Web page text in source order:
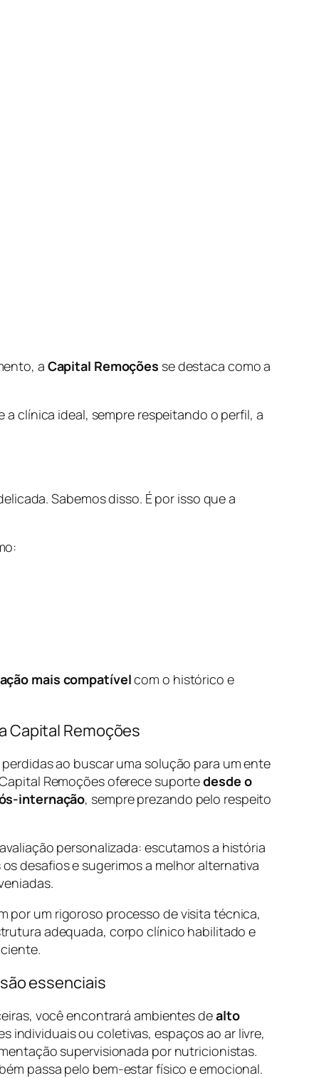
a Capital Remoções se destaca como a
clínica ideal, sempre respeitando o perfil, a
Sabemos disso. É por isso que a
mais compatívelcom o histórico e
Capital Remoções
ao buscar uma solução para um ente
Remoções oferece suportedesde o
internação, sempre prezando pelo respeito
personalizada: escutamos a história
desafios e sugerimos a melhor alternativa
por um rigoroso processo de visita técnica,
adequada, corpo clínico habilitado e
essenciais
você encontrará ambientes dealto
individuais ou coletivas, espaços ao ar livre,
supervisionada por nutricionistas.
passa pelo bem-estar físico e emocional.